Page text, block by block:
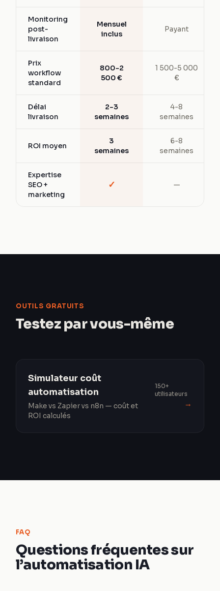
Monitoring
post-
livraison
Mensuel
inclus
Payant
Prix
workflow
standard
800-2
500 €
1 500-5 000
€
Délai
livraison
2-3
semaines
4-8
semaines
ROI moyen
3
semaines
6-8
semaines
Expertise
SEO +
marketing
✓ —
OUTILS GRATUITS
Testez par vous-même
Simulateur coût
automatisation
Make vs Zapier vs n8n — coût et
ROI calculés
150+
utilisateurs
→
FAQ
Questions fréquentes sur
l’automatisation IA